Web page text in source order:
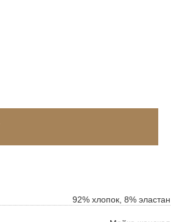
92% хлопок, 8% эластан